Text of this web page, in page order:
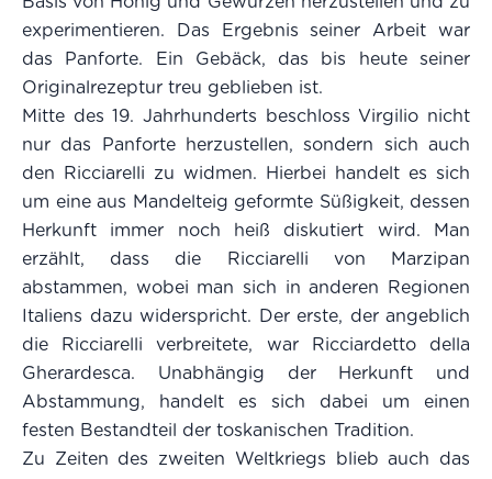
experimentieren. Das Ergebnis seiner Arbeit war
das Panforte. Ein Gebäck, das bis heute seiner
Originalrezeptur treu geblieben ist.
Mitte des 19. Jahrhunderts beschloss Virgilio nicht
nur das Panforte herzustellen, sondern sich auch
den Ricciarelli zu widmen. Hierbei handelt es sich
um eine aus Mandelteig geformte Süßigkeit, dessen
Herkunft immer noch heiß diskutiert wird. Man
erzählt, dass die Ricciarelli von Marzipan
abstammen, wobei man sich in anderen Regionen
Italiens dazu widerspricht. Der erste, der angeblich
die Ricciarelli verbreitete, war Ricciardetto della
Gherardesca. Unabhängig der Herkunft und
Abstammung, handelt es sich dabei um einen
festen Bestandteil der toskanischen Tradition.
Zu Zeiten des zweiten Weltkriegs blieb auch das